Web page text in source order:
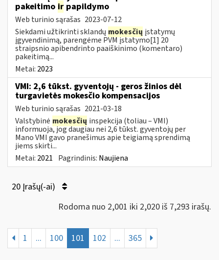
pakeitimo ir papildymo
Web turinio sąrašas 2023-07-12
Siekdami užtikrinti sklandų mokesčių įstatymų
įgyvendinimą, parengėme PVM įstatymo[1] 20
straipsnio apibendrinto paaiškinimo (komentaro)
pakeitimą...
Metai: 2023
VMI: 2,6 tūkst. gyventojų - geros žinios dėl
turgavietės mokesčio kompensacijos
Web turinio sąrašas 2021-03-18
Valstybinė mokesčių inspekcija (toliau – VMI)
informuoja, jog daugiau nei 2,6 tūkst. gyventojų per
Mano VMI gavo pranešimus apie teigiamą sprendimą
jiems skirti...
Metai: 2021 Pagrindinis: Naujiena
20 Įrašų(-ai)
Rodoma nuo 2,001 iki 2,020 iš 7,293 irašų.
1 ... 100 101 102 ... 365